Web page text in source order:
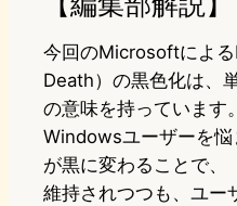
今回のMicrosoftによ
Death）の黒色化は、
の意味を持っています
Windowsユーザーを
が黒に変わることで、
維持されつつも、ユー